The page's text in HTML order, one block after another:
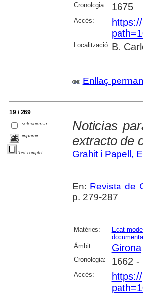
Cronologia: 1675
Accés:
Localització: B.
Enllaç
19 / 269
seleccionar
imprimir
Text complet
Noticias
extracto de
Grahit i Papell,
En: Revista de
p. 279-287
Matèries: Edat
Àmbit:
Girona
Cronologia: 1662 -
Accés: